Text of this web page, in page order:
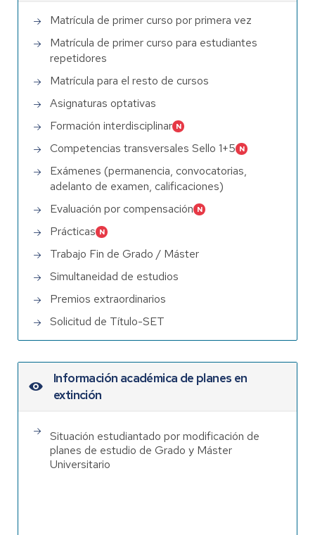
Matrícula de primer curso por primera vez
Matrícula de primer curso para estudiantes
repetidores
Matrícula para el resto de cursos
Asignaturas optativas
Formación interdisciplinar
Competencias transversales Sello 1+5
Exámenes (permanencia, convocatorias,
adelanto de examen, calificaciones)
Evaluación por compensación
Prácticas
Trabajo Fin de Grado / Máster
Simultaneidad de estudios
Premios extraordinarios
Solicitud de Título-SET
Información académica de planes en
extinción
Situación estudiantado por modificación de
planes de estudio de Grado y Máster
Universitario